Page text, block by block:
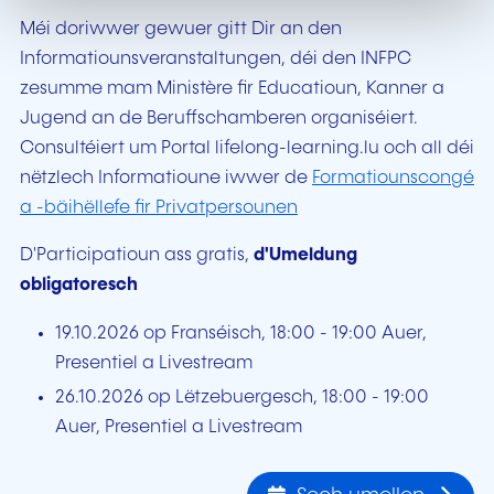
Méi doriwwer gewuer gitt Dir an den
Informatiounsveranstaltungen, déi den INFPC
zesumme mam Ministère fir Educatioun, Kanner a
Jugend an de Beruffschamberen organiséiert.
Consultéiert um Portal lifelong-learning.lu och all déi
nëtzlech Informatioune iwwer de Formatiounscongé
a -bäihëllefe fir Privatpersounen
D'Participatioun ass gratis, d'Umeldung
obligatoresch
19.10.2026 op Franséisch, 18:00 - 19:00 Auer,
Presentiel a Livestream
26.10.2026 op Lëtzebuergesch, 18:00 - 19:00
Auer, Presentiel a Livestream